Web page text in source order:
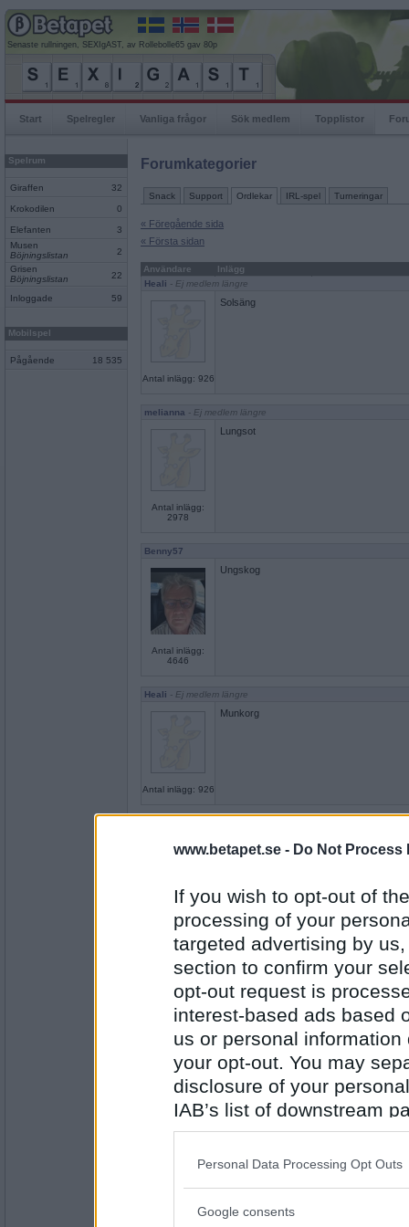
www.betapet.se - Do Not Process
If you wish to opt-out of
processing of your
targeted advertising by
section to confirm your
opt-out request is
interest-based ads based
us or personal
your opt-out. You may
disclosure of your
IAB’s list of downstream
also be disclosed by us
Downstream Participants
Please note that this
Personal Data Processing Opt Outs
Google consents
Senaste rullningen, SEXIgAST, av Rollebolle65 gav 80p
Start Spelregler Vanliga frågor Sök medlem Topplistor
Spelrum
Giraffen 32
Krokodilen 0
Elefanten
3
Musen
Böjningslistan
2
Grisen
Böjningslistan
22
Inloggade 59
Mobilspel
Pågående 18 535
Forumkategorier
Snack Support Ordlekar IRL-spel Turneringar
« Föregående sida
« Första sidan
Användare
Inlägg
Heali - Ej medlem längre
Antal inlägg: 926
Solsäng
melianna - Ej medlem längre
Antal inlägg:
2978
Lungsot
Benny57
Antal inlägg:
4646
Ungskog
Heali - Ej medlem längre
Antal inlägg: 926
Munkorg
Antal inlägg:
4646
Prärieklocka
Antal inlägg:
11487
Gulfink